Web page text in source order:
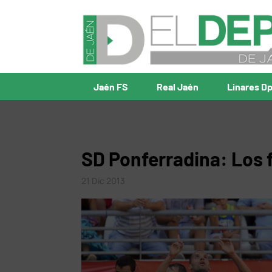
Jaén FS Real Jaén Linares
SD Ponferradina: Los